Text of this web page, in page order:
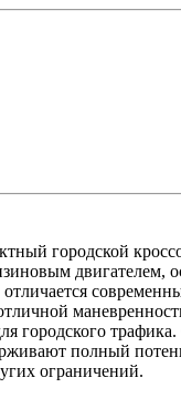
городской
двигателем,
городского
полный
ограничений.